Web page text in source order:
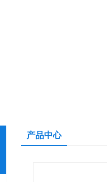
产品中心